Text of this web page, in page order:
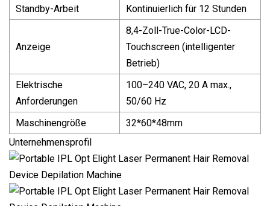
Standby-Arbeit
Kontinuierlich für 12 Stunden
Anzeige
8,4-Zoll-True-Color-LCD-
Touchscreen (intelligenter
Betrieb)
Elektrische
Anforderungen
100–240 VAC, 20 A max.,
50/60 Hz
Maschinengröße
32*60*48mm
Unternehmensprofil